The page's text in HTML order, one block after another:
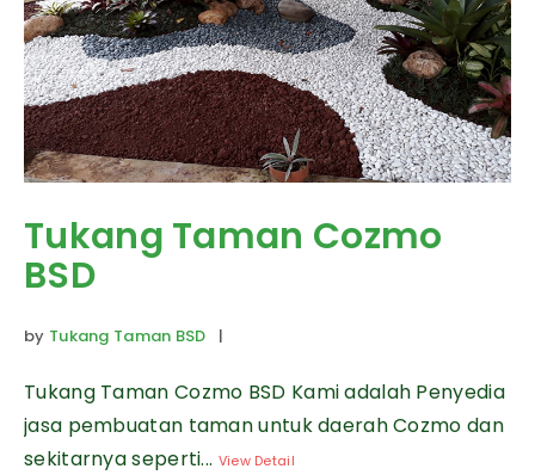
Tukang Taman Cozmo
BSD
by Tukang Taman BSD |
Tukang Taman Cozmo BSD Kami adalah Penyedia
jasa pembuatan taman untuk daerah Cozmo dan
sekitarnya seperti... View Detail